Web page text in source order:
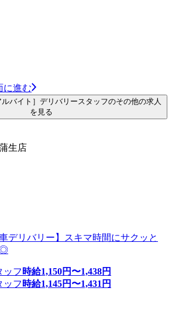
に進む
バイト］デリバリースタッフのその他の求人
を見る
生店
デリバリー】スキマ時間にサクッと
◎
ッフ 時給1,150円〜1,438円
ッフ 時給1,145円〜1,431 円